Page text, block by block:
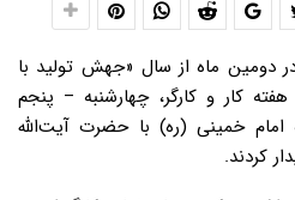
دومین ماه از سال «جهش تولید با
کار و کارگر، چهارشنبه – پنجم
در حسینیه امام خمینی (ره) با حضرت آیت‌الله
کردند.